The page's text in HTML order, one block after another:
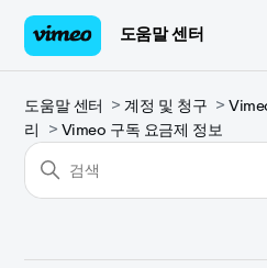
도움말 센터
도움말 센터 계정 및 청구
리
Vimeo 구독 요금제 정보